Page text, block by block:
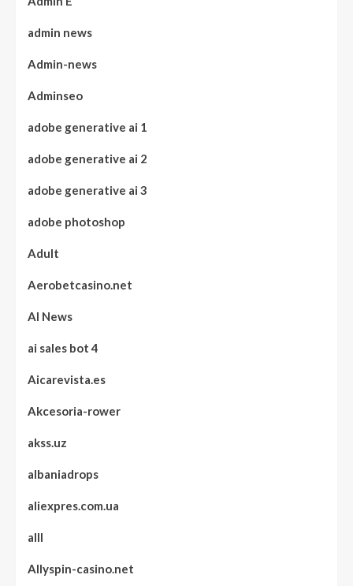
admin news
Admin-news
Adminseo
adobe generative ai 1
adobe generative ai 2
adobe generative ai 3
adobe photoshop
Adult
Aerobetcasino.net
AI News
ai sales bot 4
Aicarevista.es
Akcesoria-rower
akss.uz
albaniadrops
aliexpres.com.ua
alll
Allyspin-casino.net